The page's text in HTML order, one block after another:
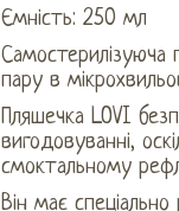
Ємність: 250 мл
Самостерилізуюча
пару в
Пляшечка LOVI
вигодовуванні,
смоктальному
Він має